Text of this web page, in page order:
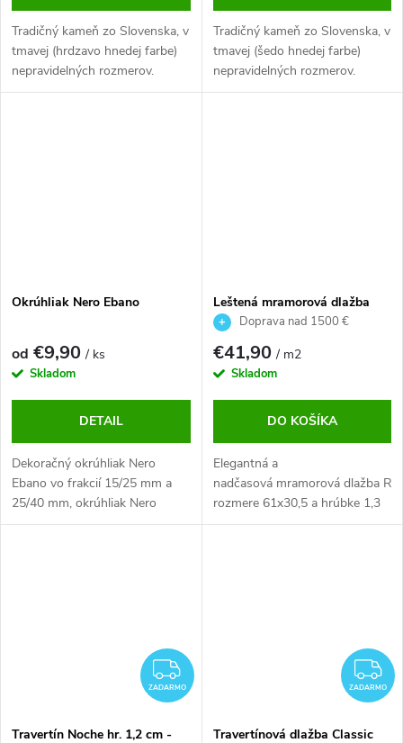
Tradičný kameň zo Slovenska, v
tmavej (hrdzavo hnedej farbe)
nepravidelných rozmerov.
Ponúkame andezitové koše v
Tradičný kameň zo Slovenska, v
tmavej (šedo hnedej farbe)
nepravidelných rozmerov.
Ponúkame andezitové koše v
Okrúhliak Nero Ebano
od €9,90/ ks
Skladom
DETAIL
Dekoračný okrúhliak Nero
Ebano vo frakcií 15/25 mm a
25/40 mm, okrúhliak Nero
Ebano je veľmi estetického a
Leštená mramorová dlažba
Roxy 61x30,5x1,3cm
Doprava nad 1500 €
ZDARMA
€41,90/ m2
Skladom
DO KOŠÍKA
Elegantná a
nadčasová mramorová dlažba
rozmere 61x30,5 a hrúbke 1,3
cm bledých farebných tónoch
ZADARMO
ZADARMO
Travertín Noche hr. 1,2 cm -
ZADARMO
Travertínová dlažba Classic